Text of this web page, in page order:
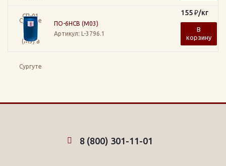
ПО-6НСВ (М03)
Артикул: L-3796.1
155₽/кг
В
корзину
8 (800) 301-11-01